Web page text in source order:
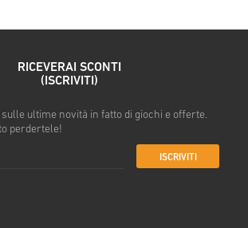
RICEVERAI SCONTI
(ISCRIVITI)
ultime novità in fatto di giochi e offerte.
perdertele!
ISCRIVITI